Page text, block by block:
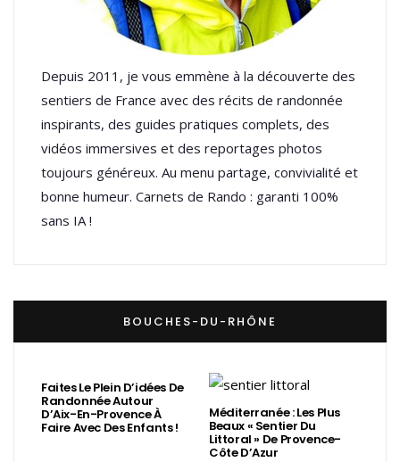
Depuis 2011, je vous emmène à la découverte des
sentiers de France avec des récits de randonnée
inspirants, des guides pratiques complets, des
vidéos immersives et des reportages photos
toujours généreux. Au menu partage, convivialité et
bonne humeur. Carnets de Rando : garanti 100%
sans IA !
BOUCHES-DU-RHÔNE
Faites Le Plein D’idées De
Randonnée Autour
D’Aix-En-Provence À
Faire Avec Des Enfants !
Méditerranée : Les Plus
Beaux « Sentier Du
Littoral » De Provence-
Côte D’Azur